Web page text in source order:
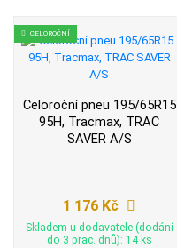
CELOROČNÍ
Celoroční pneu 195/65R15
95H, Tracmax, TRAC
SAVER A/S
1 176 Kč
Skladem u dodavatele (dodání
do 3 prac. dnů): 14 ks